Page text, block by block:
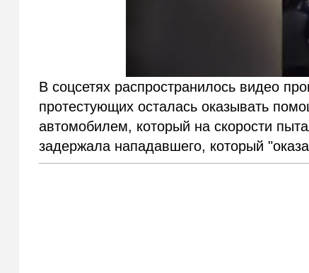
В соцсетях распространилось видео
протестующих осталась оказывать
автомобилем, который на скорости
задержала нападавшего, который